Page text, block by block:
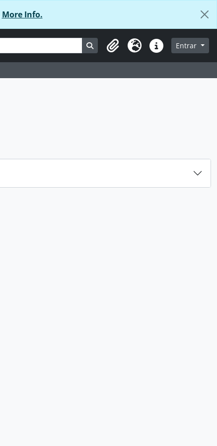
More Info.
Busque na página de navegação
Área de transferência
Idioma Ligações rápidas
Entrar